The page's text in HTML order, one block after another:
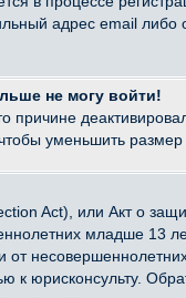
адрес email
не могу войти!
причине
уменьшить размер
Act), или Акт о
младше 13
к юрисконсульту.